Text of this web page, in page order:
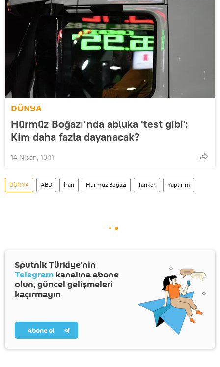
DÜNYA
Hürmüz Boğazı’nda abluka 'test gibi':
Kim daha fazla dayanacak?
14 Nisan, 13:11
DÜNYA ABD İran Hürmüz Boğazı Tanker Yaptırım
Sputnik Türkiye’nin
Telegram kanalına abone
olun, güncel gelişmeleri
kaçırmayın
Abone ol